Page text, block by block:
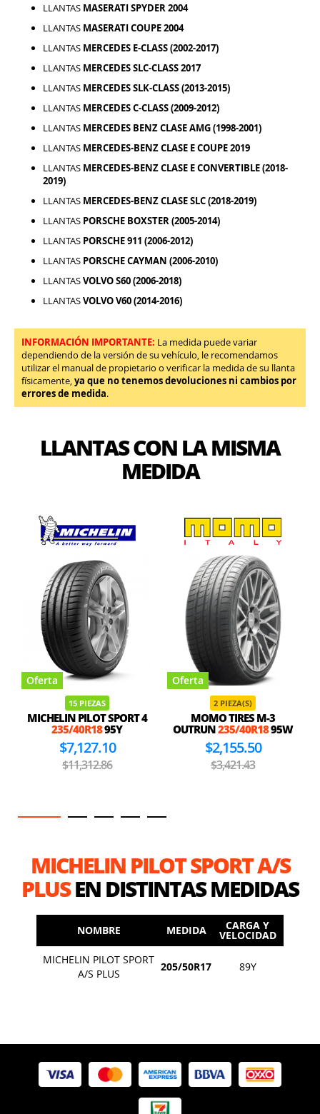
LLANTAS MASERATI SPYDER 2004
LLANTAS MASERATI COUPE 2004
LLANTAS MERCEDES E-CLASS (2002-2017)
LLANTAS MERCEDES SLC-CLASS 2017
LLANTAS MERCEDES SLK-CLASS (2013-2015)
LLANTAS MERCEDES C-CLASS (2009-2012)
LLANTAS MERCEDES BENZ CLASE AMG (1998-2001)
LLANTAS MERCEDES-BENZ CLASE E COUPE 2019
LLANTAS MERCEDES-BENZ CLASE E CONVERTIBLE (2018-
2019)
LLANTAS MERCEDES-BENZ CLASE SLC (2018-2019)
LLANTAS PORSCHE BOXSTER (2005-2014)
LLANTAS PORSCHE 911 (2006-2012)
LLANTAS PORSCHE CAYMAN (2006-2010)
LLANTASVOLVO S60 (2006-2018)
LLANTASVOLVO V60 (2014-2016)
INFORMACIÓN IMPORTANTE: La medida puede variar
dependiendo de la versión de su vehículo, le recomendamos
utilizar el manual de propietario o verificar la medida de su llanta
físicamente,ya que no tenemos devoluciones ni cambios por
errores de medida.
LLANTAS CON LA MISMA
MEDIDA
Oferta
15 PIEZAS
MICHELIN PILOT SPORT 4
235/40R1895Y
$7,127.10
$11,312.86
Oferta
2 PIEZA(S)
MOMO TIRES M-3
OUTRUN235/40R1895W
$2,155.50
$3,421.43
MICHELIN PILOT SPORT A/S
PLUSEN DISTINTAS MEDIDAS
NOMBRE MEDIDA CARGA Y
VELOCIDAD
MICHELIN PILOT SPORT
A/S PLUS
205/50R17 89Y